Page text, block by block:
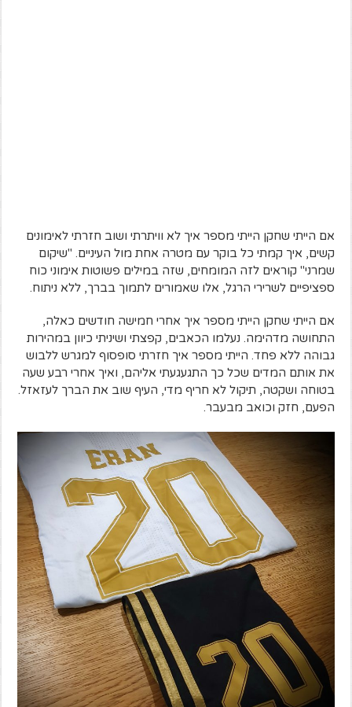
אם הייתי שחקן הייתי מספר איך לא וויתרתי ושוב חזרתי לאימונים
קשים, איך קמתי כל בוקר עם מטרה אחת מול העיניים. "שיקום
שמרני" קוראים לזה המומחים, שזה במילים פשוטות אימוני כוח
ספציפיים לשרירי הרגל, אלו שאמורים לתמוך בברך, ללא ניתוח.
אם הייתי שחקן הייתי מספר איך אחרי חמישה חודשים כאלה,
התחושה מדהימה. נעלמו הכאבים, קפצתי ושיניתי כיוון במהירות
גבוהה ללא פחד. הייתי מספר איך חזרתי סופסוף למגרש ללבוש
את אותם המדים שכל כך התגעגעתי אליהם, ואיך אחרי רבע שעה
בטוחה ושקטה, תיקול לא חריף מדי, העיף שוב את הברך לעזאזל.
הפעם, חזק וכואב מבעבר.